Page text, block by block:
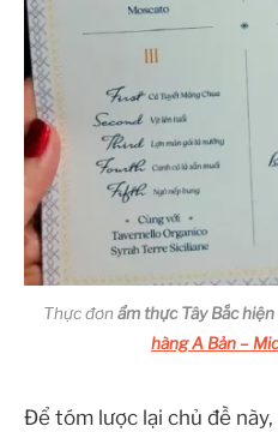
Thực đơn ẩm thực Tây Bắc
hàng A Bản –
Để tóm lược lại chủ đề này,